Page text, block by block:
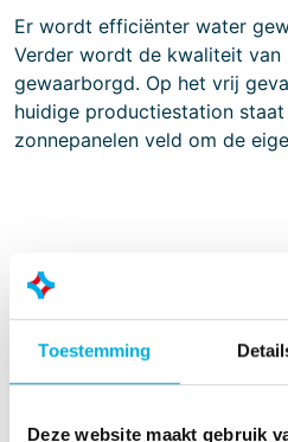
Toestemming
Deze website maakt gebruik
Er wordt efficiënter water
Verder wordt de kwaliteit
gewaarborgd. Op het vrij
huidige productiestation
zonnepanelen veld om de